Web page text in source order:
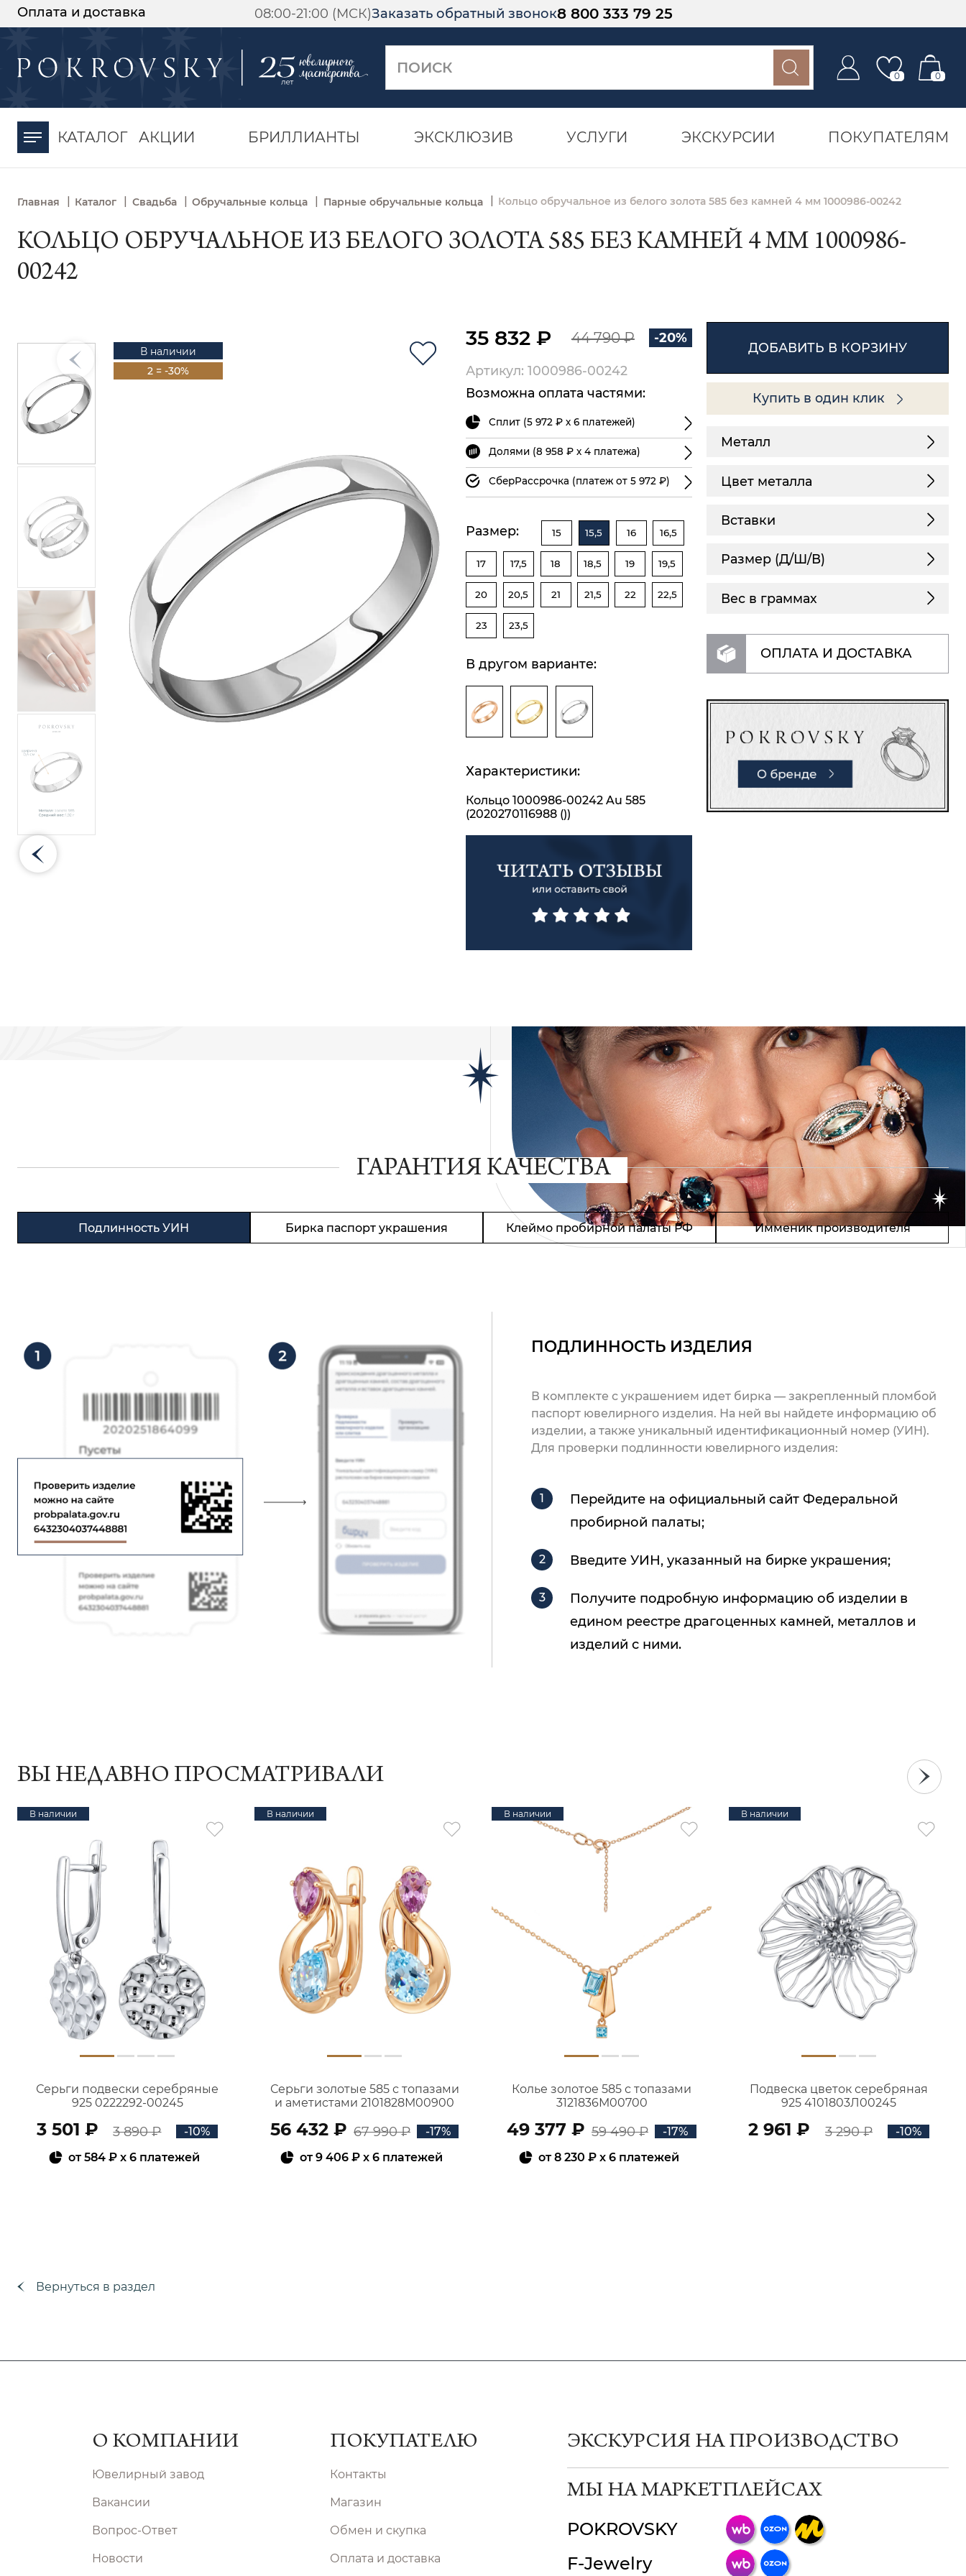
Оплата и доставка 08:00-21:00 (МСК)Заказать обратный звонок8 800 333 79 25
0 0
КАТАЛОГ АКЦИИ БРИЛЛИАНТЫ ЭКСКЛЮЗИВ УСЛУГИ ЭКСКУРСИИ ПОКУПАТЕЛЯМ
Главная | Каталог | Свадьба | Обручальные кольца | Парные обручальные кольца Кольцо обручальное из белого золота 585 без камней 4 мм 1000986-00242
КОЛЬЦО ОБРУЧАЛЬНОЕ ИЗ БЕЛОГО ЗОЛОТА 585 БЕЗ КАМНЕЙ 4 ММ 1000986-
00242
В наличии
2 = -30%
35 832 ₽ 44 790 ₽ -20%
Артикул: 1000986-00242
Возможна оплата частями:
Сплит (5 972 ₽ х 6 платежей)
Долями (8 958 ₽ х 4 платежа)
СберРассрочка (платеж от 5 972 ₽)
Размер: 15 15,5 16 16,5
17 17,5 18 18,5 19 19,5
20 20,5 21 21,5 22 22,5
23 23,5
В другом варианте:
Характеристики:
Кольцо 1000986-00242 Au 585
(2020270116988 ())
ДОБАВИТЬ В КОРЗИНУ
Купить в один клик
Металл
Цвет металла
Вставки
Размер (Д/Ш/В)
Вес в граммах
ОПЛАТА И ДОСТАВКА
ГАРАНТИЯ КАЧЕСТВА
Подлинность УИН Бирка паспорт украшения Клеймо пробирной палаты РФ Имменик производителя
ПОДЛИННОСТЬ ИЗДЕЛИЯ
В комплекте с украшением идет бирка — закрепленный пломбой
паспорт ювелирного изделия. На ней вы найдете информацию об
изделии, а также уникальный идентификационный номер (УИН).
Для проверки подлинности ювелирного изделия:
Перейдите на официальный сайт Федеральной
пробирной палаты;
Введите УИН, указанный на бирке украшения;
Получите подробную информацию об изделии в
едином реестре драгоценных камней, металлов и
изделий с ними.
ВЫ НЕДАВНО ПРОСМАТРИВАЛИ
В наличии
Серьги подвески серебряные
925 0222292-00245
3 501 ₽ 3 890 ₽
-10%
от584 ₽ x 6 платежей
В наличии
Серьги золотые 585 с топазами
и аметистами 2101828М00900
56 432 ₽ 67 990 ₽
-17%
от9 406 ₽ x 6 платежей
В наличии
Колье золотое 585 с топазами
3121836М00700
49 377 ₽ 59 490 ₽
-17%
от8 230 ₽x 6 платежей
В наличии
Подвеска цветок серебряная
925 4101803Л00245
2 961 ₽ 3 290 ₽ -10%
Вернуться в раздел
О КОМПАНИИ
Ювелирный завод
Вакансии
Вопрос-Ответ
Новости
ПОКУПАТЕЛЮ
Контакты
Магазин
Обмен и скупка
Оплата и доставка
ЭКСКУРСИЯ НА ПРОИЗВОДСТВО
МЫ НА МАРКЕТПЛЕЙСАХ
POKROVSKY
F-Jewelry
-30%
момента оплаты
ChatApp